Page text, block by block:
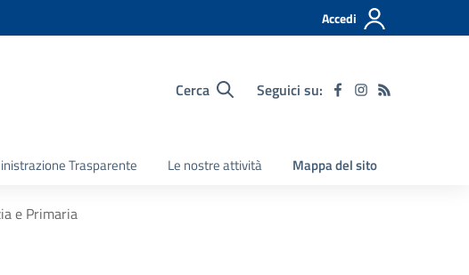
Accedi
Cerca Seguici su:
Trasparente Le nostre attività Mappa del sito
e Primaria